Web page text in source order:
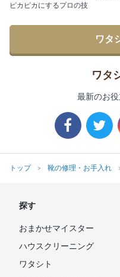
ピカピカにするプロの技
ワタ
ワタ
最新のお
トップ 靴の修理・お手入れ
探す
おまかせマイスター
ハウスクリーニング
ワタシト